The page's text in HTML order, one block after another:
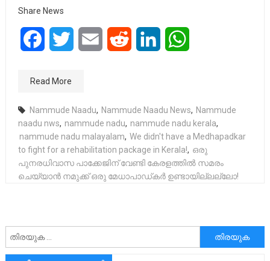
Share News
FacebookTwitter Email Reddit LinkedIn
Read More
Nammude Naadu, Nammude Naadu News, Nammude
naadu nws, nammude nadu, nammude nadu kerala,
nammude nadu malayalam, We didn't have a Medhapadkar
to fight for a rehabilitation package in Kerala!, ഒരു
പുനരധിവാസ പാക്കേജിന് വേണ്ടി കേരളത്തിൽ സമരം
ചെയ്യാൻ നമുക്ക് ഒരു മേധാപാഡ്കർ ഉണ്ടായില്ലല്ലോ!
അനേഷിക്കുക